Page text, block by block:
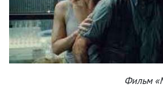
Фильм